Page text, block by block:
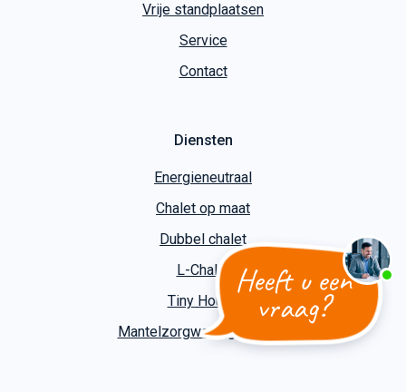
Heeft u een
vraag?
Vrije standplaatsen
Service
Contact
Diensten
Energieneutraal
Chalet op maat
Dubbel chalet
L-Chalet
Tiny House
Mantelzorgwoning bouwen